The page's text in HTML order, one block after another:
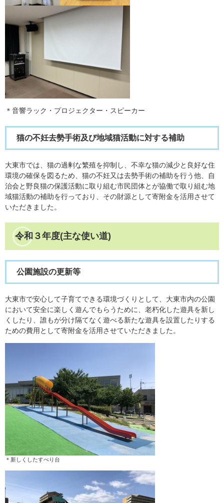
＊音響ラック・プロジェクター・スピーカー
猫の不妊去勢手術及び地域猫活動に対する補助
大東市では、猫の過剰な繁殖を抑制し、不幸な猫の減少と良好な住
環境の確保を図るため、猫の不妊又は去勢手術の補助を行う他、自
治会と野良猫の保護活動に取り組む市民団体とが協働で取り組む地
域猫活動の補助を行っており、その財源として寄附金を活用させて
いただきました。
令和３年度(主な使い道)
公園施設の更新等
大東市で安心して子育てできる環境づくりとして、大東市内の公園
において安全に楽しく遊んでもらうために、老朽化した遊具を新し
くしたり、誰もが分け隔てなく遊べる新たな遊具を設置したりする
ための費用として寄附金を活用させていただきました。
＊新しくしたすべり台​